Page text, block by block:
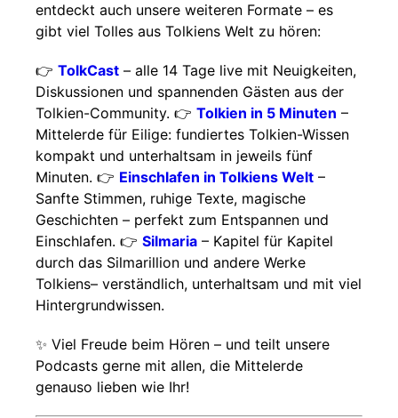
entdeckt auch unsere weiteren Formate – es
gibt viel Tolles aus Tolkiens Welt zu hören:
👉 TolkCast – alle 14 Tage live mit Neuigkeiten,
Diskussionen und spannenden Gästen aus der
Tolkien-Community. 👉 Tolkien in 5 Minuten –
Mittelerde für Eilige: fundiertes Tolkien-Wissen
kompakt und unterhaltsam in jeweils fünf
Minuten. 👉 Einschlafen in Tolkiens Welt –
Sanfte Stimmen, ruhige Texte, magische
Geschichten – perfekt zum Entspannen und
Einschlafen. 👉 Silmaria – Kapitel für Kapitel
durch das Silmarillion und andere Werke
Tolkiens– verständlich, unterhaltsam und mit viel
Hintergrundwissen.
✨ Viel Freude beim Hören – und teilt unsere
Podcasts gerne mit allen, die Mittelerde
genauso lieben wie Ihr!